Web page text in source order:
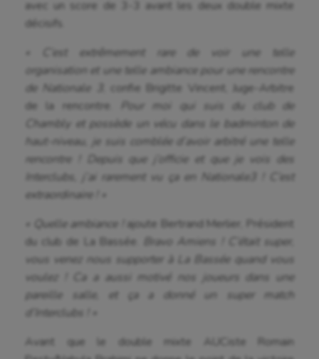
avec un score de 3-3 avant les deux double mixte
décisifs.
« C’est extrêmement rare de voir une telle
organisation et une telle ambiance pour une rencontre
de Nationale 3
, confie Brigitte Vincent, Juge-Arbitre
de la rencontre.
Pour moi qui suis du club de
Chambly et possède un vécu dans le badminton de
haut-niveau, je suis comblée d’avoir arbitré une telle
rencontre ! Depuis que j’officie et que je vois des
Interclubs, j’ai rarement vu ça en Nationale3 ! C’est
extraordinaire ! »
« Quelle ambiance ! ajoute Bertrand Merlier, Président
du club de La Bassée.
Bravo Amiens ! C’était super,
vous venez nous supporter à La Bassée quand vous
voulez ! Ca a aussi motivé nos joueurs dans une
pareille salle, et ça a donné un super match
d’Interclubs ! »
Avant que le double mixte AUCiste Romain